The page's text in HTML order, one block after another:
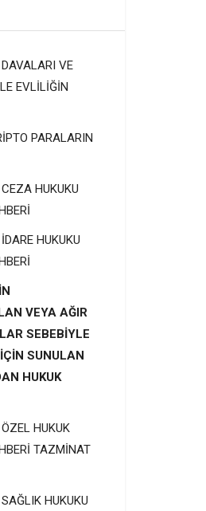
VE
EVLİLİĞİN
PARALARIN
HUKUKU
HUKUKU
VEYA AĞIR
SEBEBİYLE
SUNULAN
HUKUK
HUKUK
TAZMİNAT
HUKUKU